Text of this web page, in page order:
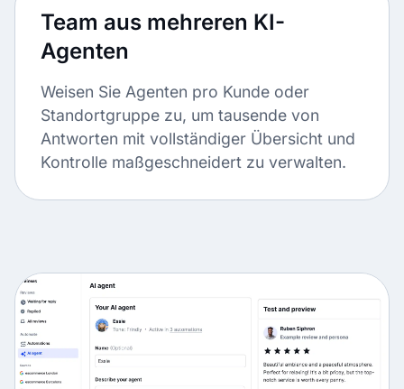
Team aus mehreren KI-
Agenten
Weisen Sie Agenten pro Kunde oder
Standortgruppe zu, um tausende von
Antworten mit vollständiger Übersicht und
Kontrolle maßgeschneidert zu verwalten.